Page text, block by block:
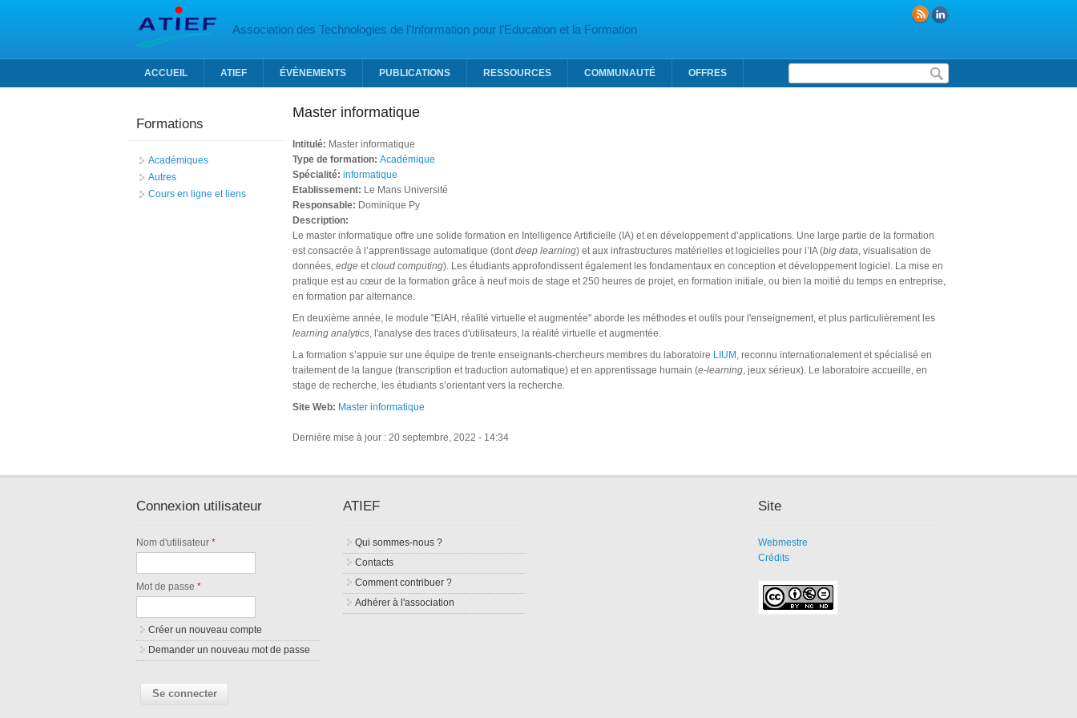
Association des Technologies de l’Information pour l’Education et la Formation
Formulaire de recherche
ACCUEIL ATIEF ÉVÈNEMENTS PUBLICATIONS RESSOURCES COMMUNAUTÉ OFFRES
Master informatique
Intitulé: Master informatique
Type de formation: Académique
Spécialité: informatique
Etablissement: Le Mans Université
Responsable: Dominique Py
Description:
Le master informatique offre une solide formation en Intelligence Artificielle (IA) et en développement d’applications. Une large partie de la formation
est consacrée à l’apprentissage automatique (dontdeep learning) et aux infrastructures matérielles et logicielles pour l’IA (big data, visualisation de
données, edgeetcloud computing). Les étudiants approfondissent également les fondamentaux en conception et développement logiciel. La mise en
pratique est au cœur de la formation grâce à neuf mois de stage et 250 heures de projet, en formation initiale, ou bien la moitié du temps en entreprise,
en formation par alternance.
En deuxième année, le module "EIAH, réalité virtuelle et augmentée" aborde les méthodes et outils pour l'enseignement, et plus particulièrement les
learning analytics, l'analyse des traces d'utilisateurs, la réalité virtuelle et augmentée.
La formation s’appuie sur une équipe de trente enseignants-chercheurs membres du laboratoire LIUM , reconnu internationalement et spécialisé en
traitement de la langue (transcription et traduction automatique) et en apprentissage humain (e-learning, jeux sérieux). Le laboratoire accueille, en
stage de recherche, les étudiants s’orientant vers la recherche.
Site Web: Master informatique
Dernière mise à jour : 20 septembre, 2022 - 14:34
Formations
Académiques
Autres
Cours en ligne et liens
Connexion utilisateur
Nom d'utilisateur*
Mot de passe*
Créer un nouveau compte
Demander un nouveau mot de passe
ATIEF
Qui sommes-nous ?
Contacts
Comment contribuer ?
Adhérer à l'association
Site
Webmestre
Crédits